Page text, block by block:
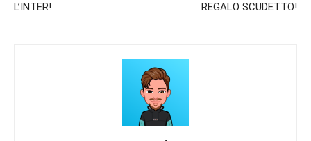
L’INTER!
REGALO SCUDETTO!